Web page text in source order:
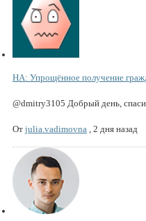
НА: Упрощённое получение
@dmitry3105 Добрый день,
От julia.vadimovna 2 дня назад